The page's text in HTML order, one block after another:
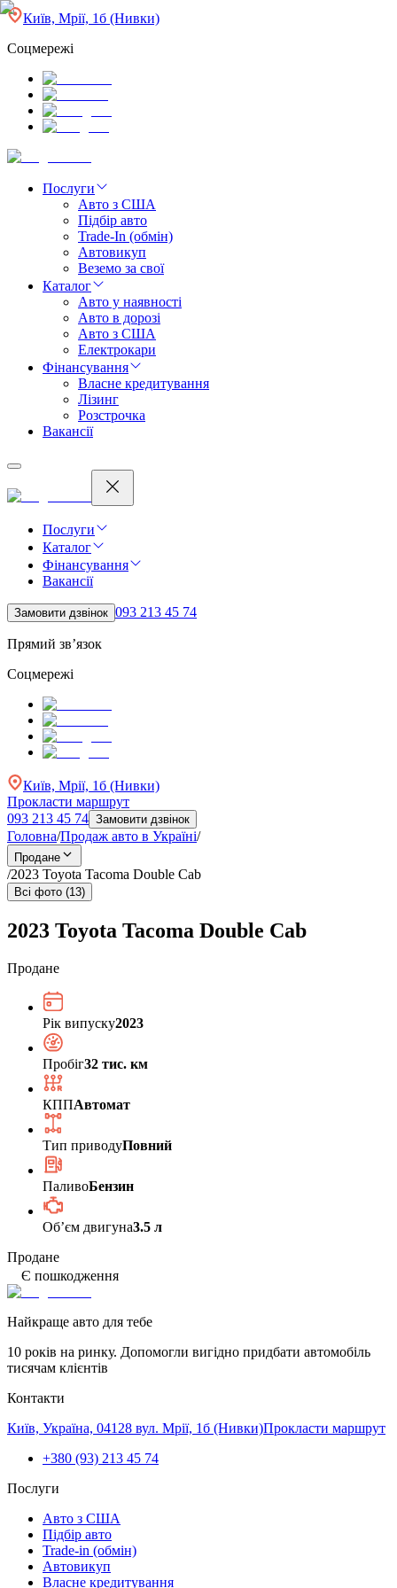
Київ, Мрії, 1б (Нивки)
Соцмережі
Послуги
Авто з США
Підбір авто
Trade-In (обмін)
Автовикуп
Веземо за свої
Каталог
Авто у наявності
Авто в дорозі
Авто з США
Електрокари
Фінансування
Власне кредитування
Лізинг
Розстрочка
Вакансії
Послуги
Каталог
Фінансування
Вакансії
Замовити дзвінок 093 213 45 74
Прямий зв’язок
Соцмережі
Київ, Мрії, 1б (Нивки)
Прокласти маршрут
093 213 45 74 Замовити дзвінок
Головна/Продаж авто в Україні/
Продане
/2023 Toyota Tacoma Double Cab
Всі фото (13)
2023 Toyota Tacoma Double Cab
Продане
Рік випуску2023
Пробіг32 тис. км
КППАвтомат
Тип приводуПовний
ПаливоБензин
Обʼєм двигуна3.5 л
Продане
Є пошкодження
Найкраще авто для тебе
10 років на ринку. Допомогли вигідно придбати автомобіль
тисячам клієнтів
Контакти
Київ, Україна, 04128 вул. Мрії, 1б (Нивки)Прокласти маршрут
+380 (93) 213 45 74
Послуги
Авто з США
Підбір авто
Trade-in (обмін)
Автовикуп
Власне кредитування